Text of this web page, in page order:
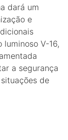
dará um
e
V-16,
a segurança
de